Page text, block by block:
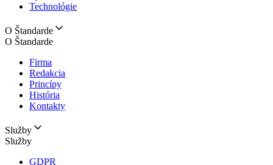
Technológie
O Štandarde
O Štandarde
Firma
Redakcia
Princípy
História
Kontakty
Služby
Služby
GDPR